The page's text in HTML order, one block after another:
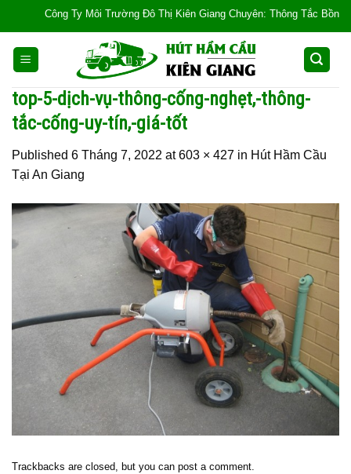
content
Công Ty Môi Trường Đô Thị Kiên Giang Chuyên: Thông Tắc Bồn
top-5-dịch-vụ-thông-cống-nghẹt,-thông-
tắc-cống-uy-tín,-giá-tốt
Published 6 Tháng 7, 2022 at603 × 427 in Hút Hầm Cầu
Tại An Giang
Trackbacks are closed, but you can post a comment.